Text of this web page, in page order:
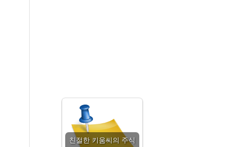
친절한 키움씨의 주식